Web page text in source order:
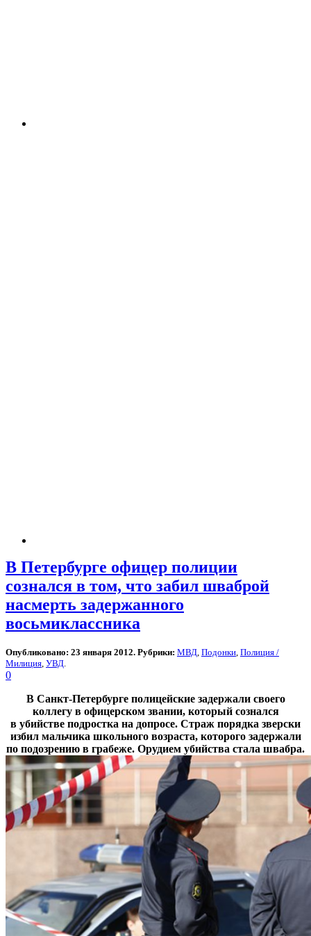
В Петербурге офицер полиции
сознался в том, что забил шваброй
насмерть задержанного
восьмиклассника
Опубликовано: 23 января 2012. Рубрики: МВД Подонки Полиция /
Милиция УВД
0
В Санкт-Петербурге полицейские задержали своего
коллегу в офицерском звании, который сознался
в убийстве подростка на допросе. Страж порядка зверски
избил мальчика школьного возраста, которого задержали
по подозрению в грабеже. Орудием убийства стала швабра.